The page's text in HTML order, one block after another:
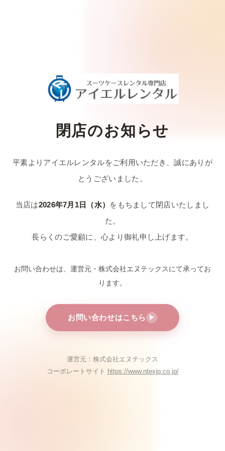
閉店のお知らせ
平素よりアイエルレンタルをご利用いただき、誠にありが
とうございました。
当店は2026年7月1日（水） をもちまして閉店いたしまし
た。
長らくのご愛顧に、心より御礼申し上げます。
お問い合わせは、運営元・株式会社エヌテックスにて承ってお
ります。
お問い合わせはこちら ▶
運営元：株式会社エヌテックス
コーポレートサイト https://www.ntexjp.co.jp/